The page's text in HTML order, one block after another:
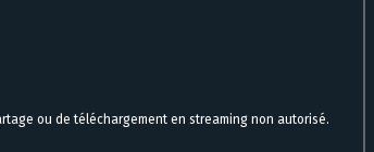
ou de téléchargement en streaming non autorisé.